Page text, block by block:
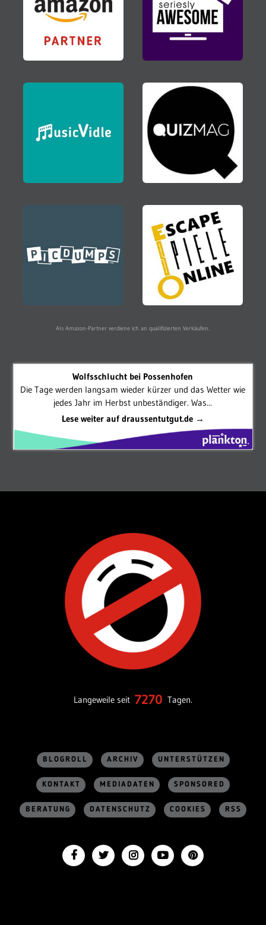
Als Amazon-Partner verdiene ich an qualifizierten Verkäufen.
Wolfsschlucht bei Possenhofen
Die Tage werden langsam wieder kürzer und das Wetter wie
jedes Jahr im Herbst unbeständiger. Was...
Lese weiter auf draussentutgut.de →
Langeweile seit 7270 Tagen.
BLOGROLL ARCHIV UNTERSTÜTZEN
KONTAKT MEDIADATEN SPONSORED
BERATUNG DATENSCHUTZ COOKIES RSS